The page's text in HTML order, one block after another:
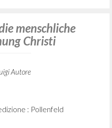
menschliche
Christi
Autore
: Pollenfeld